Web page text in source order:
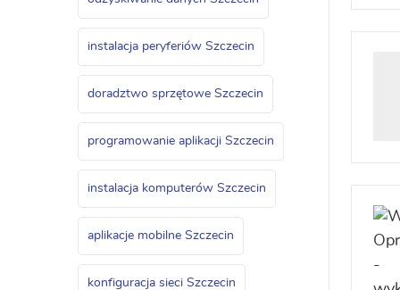
instalacja peryferiów Szczecin
doradztwo sprzętowe Szczecin
programowanie aplikacji Szczecin
instalacja komputerów Szczecin
aplikacje mobilne Szczecin
konfiguracja sieci Szczecin